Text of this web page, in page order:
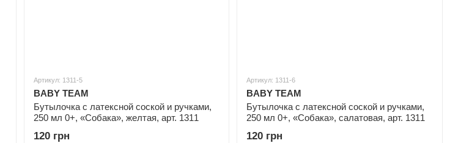
Артикул: 1311-5
BABY TEAM
Бутылочка с латексной соской и ручками,
250 мл 0+, «Собака», желтая, арт. 1311
120 грн
Артикул: 1311-6
BABY TEAM
Бутылочка с латексной соской и ручками,
250 мл 0+, «Собака», салатовая, арт. 1311
120 грн